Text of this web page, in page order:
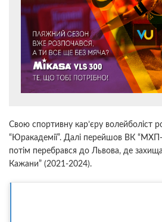
Свою спортивну кар’єру волейболіст
“Юракадемії”. Далі перейшов ВК
потім перебрався до Львова, де
Кажани” (2021-2024).